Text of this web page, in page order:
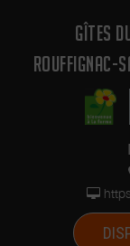
GÎTES
ROUFFIGNAC-